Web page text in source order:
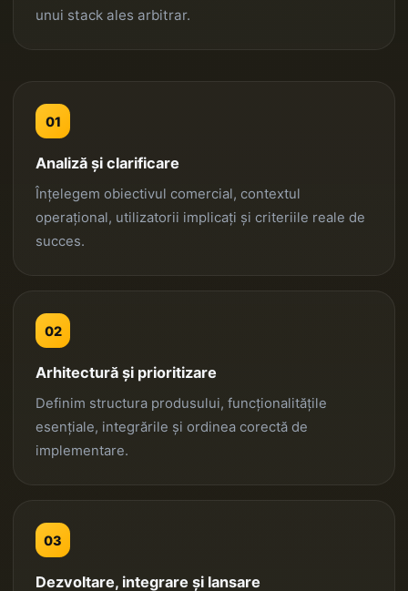
unui stack ales arbitrar.
01
Analiză și clarificare
Înțelegem obiectivul comercial, contextul
operațional, utilizatorii implicați și criteriile reale de
succes.
02
Arhitectură și prioritizare
Definim structura produsului, funcționalitățile
esențiale, integrările și ordinea corectă de
implementare.
03
Dezvoltare, integrare și lansare